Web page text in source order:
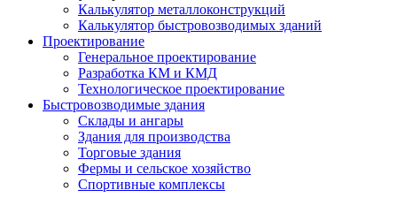
Калькулятор металлоконструкций
Калькулятор быстровозводимых зданий
Проектирование
Генеральное проектирование
Разработка КМ и КМД
Технологическое проектирование
Быстровозводимые здания
Склады и ангары
Здания для производства
Торговые здания
Фермы и сельское хозяйство
Спортивные комплексы